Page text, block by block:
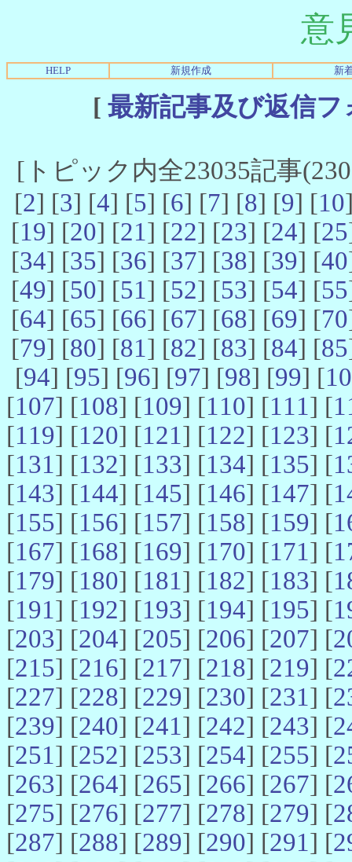
意
HELP 新規作成 新
[ 最新記事及び返信
[トピック内全23035記事
[2] [3] [4] [5] [6] [7] [8] [9] [10
[19] [20] [21] [22] [23] [24] [25
[34] [35] [36] [37] [38] [39] [40
[49] [50] [51] [52] [53] [54] [55
[64] [65] [66] [67] [68] [69] [70
[79] [80] [81] [82] [83] [84] [85
[94] [95] [96] [97] [98] [99] [
[107] [108] [109] [110] [111] [
[119] [120] [121] [122] [123] [
[131] [132] [133] [134] [135] [
[143] [144] [145] [146] [147] [
[155] [156] [157] [158] [159] [
[167] [168] [169] [170] [171] [
[179] [180] [181] [182] [183] [
[191] [192] [193] [194] [195] [
[203] [204] [205] [206] [207] [
[215] [216] [217] [218] [219] [
[227] [228] [229] [230] [231] [
[239] [240] [241] [242] [243] [
[251] [252] [253] [254] [255] [
[263] [264] [265] [266] [267] [
[275] [276] [277] [278] [279] [
[287] [288] [289] [290] [291] [